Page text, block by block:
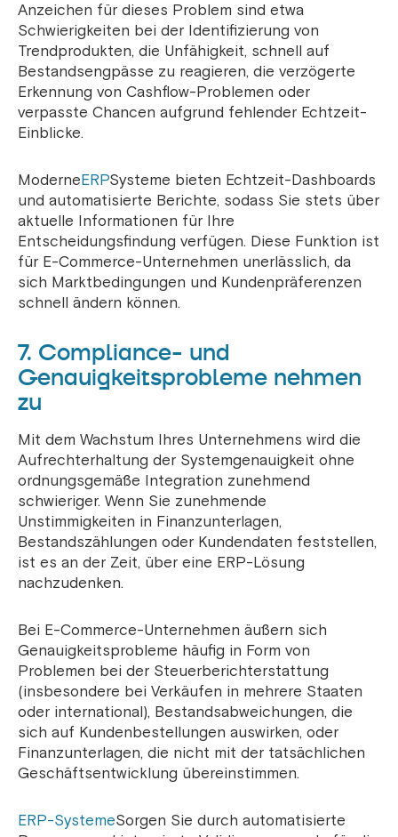
Anzeichen für dieses Problem sind etwa
Schwierigkeiten bei der Identifizierung von
Trendprodukten, die Unfähigkeit, schnell auf
Bestandsengpässe zu reagieren, die verzögerte
Erkennung von Cashflow-Problemen oder
verpasste Chancen aufgrund fehlender Echtzeit-
Einblicke.
ModerneERPSysteme bieten Echtzeit-Dashboards
und automatisierte Berichte, sodass Sie stets über
aktuelle Informationen für Ihre
Entscheidungsfindung verfügen. Diese Funktion ist
für E-Commerce-Unternehmen unerlässlich, da
sich Marktbedingungen und Kundenpräferenzen
schnell ändern können.
7. Compliance- und
Genauigkeitsprobleme nehmen
zu
Mit dem Wachstum Ihres Unternehmens wird die
Aufrechterhaltung der Systemgenauigkeit ohne
ordnungsgemäße Integration zunehmend
schwieriger. Wenn Sie zunehmende
Unstimmigkeiten in Finanzunterlagen,
Bestandszählungen oder Kundendaten feststellen,
ist es an der Zeit, über eine ERP-Lösung
nachzudenken.
Bei E-Commerce-Unternehmen äußern sich
Genauigkeitsprobleme häufig in Form von
Problemen bei der Steuerberichterstattung
(insbesondere bei Verkäufen in mehrere Staaten
oder international), Bestandsabweichungen, die
sich auf Kundenbestellungen auswirken, oder
Finanzunterlagen, die nicht mit der tatsächlichen
Geschäftsentwicklung übereinstimmen.
ERP-SystemeSorgen Sie durch automatisierte